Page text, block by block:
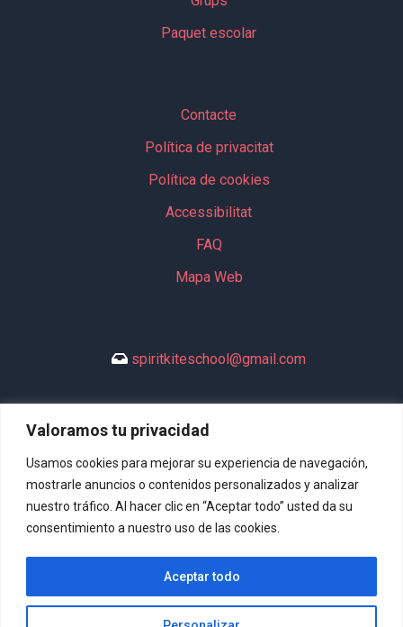
Valoramos tu privacidad
Usamos cookies para mejorar su experiencia de navegación,
mostrarle anuncios o contenidos personalizados y analizar
nuestro tráfico. Al hacer clic en “Aceptar todo” usted da su
consentimiento a nuestro uso de las cookies.
Aceptar todo
Paquet escolar
Contacte
Política de privacitat
Política de cookies
Accessibilitat
FAQ
Mapa Web
spiritkiteschool@gmail.com
DeltaSpirit.es (77116734B) © 2023 Tots els drets reservats. |
Disseny Web:Hitech Informática